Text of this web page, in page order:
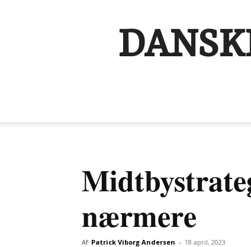
nærmere
Af Patrick Viborg Andersen - 18 april, 2023